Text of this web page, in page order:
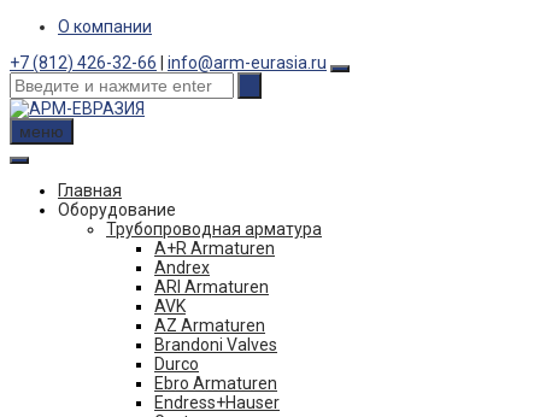
Skip
content
О компании
+7 (812) 426-32-66
info@arm-eurasia.ru
меню
Главная
Оборудование
Трубопроводная арматура
A+R Armaturen
Andrex
ARI Armaturen
AVK
AZ Armaturen
Brandoni Valves
Durco
Ebro Armaturen
Endress+Hauser